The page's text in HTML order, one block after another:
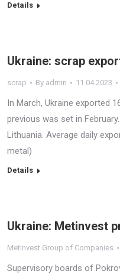
Details
Ukraine: scrap
scrap By admin 11.04.2023
In March, Ukraine exported
previous was set in
Lithuania. Average daily
metal)
Details
Ukraine: Metinvest
Metinvest Group of Companies
Supervisory boards of